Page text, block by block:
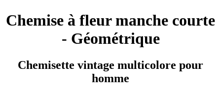
Chemise à fleur manche courte
- Géométrique
Chemisette vintage multicolore pour
homme